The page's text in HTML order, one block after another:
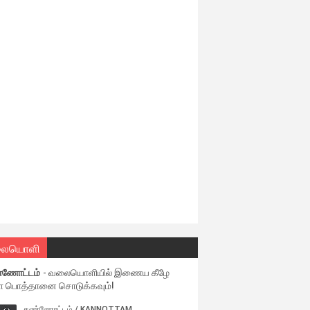
- வலையொளியில் இணைய கீழே
பொத்தானை சொடுக்கவும்!